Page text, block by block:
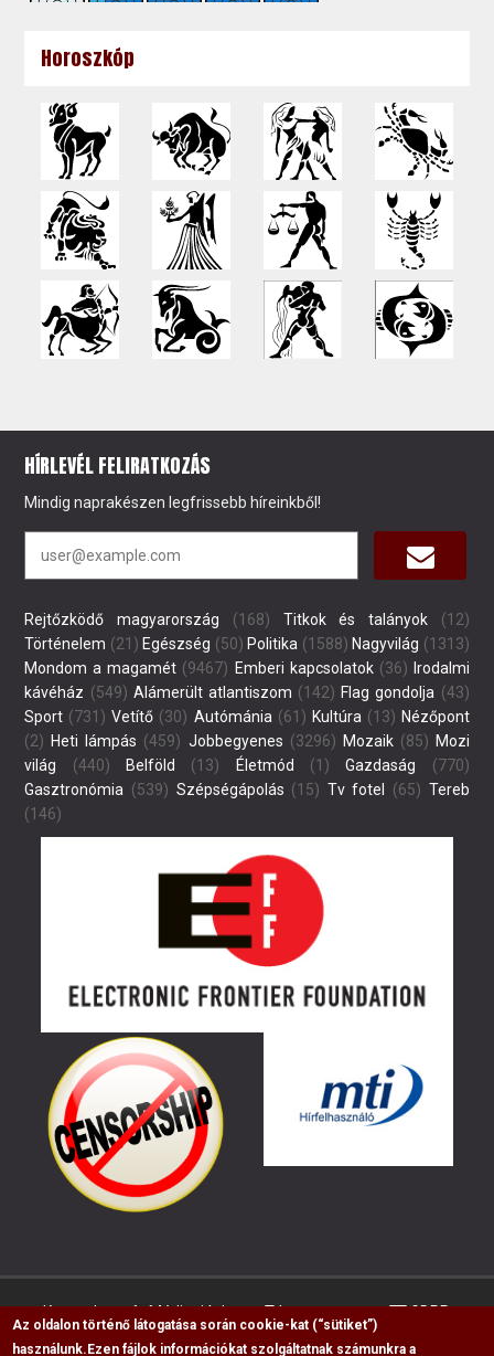
Horoszkóp
HÍRLEVÉL FELIRATKOZÁS
Mindig naprakészen legfrissebb híreinkből!
Rejtőzködő magyarország (168) Titkok és talányok(12)
Történelem (21) Egészség (50) Politika (1588) Nagyvilág (1313)
Mondom a magamét (9467) Emberi kapcsolatok(36) Irodalmi
kávéház (549) Alámerült atlantiszom (142) Flag gondolja (43)
Sport (731) Vetítő (30) Autómánia (61) Kultúra (13) Nézőpont
(2) Heti lámpás (459) Jobbegyenes (3296) Mozaik(85) Mozi
világ (440) Belföld (13) Életmód (1) Gazdaság (770)
Gasztronómia (539) Szépségápolás (15) Tv fotel (65) Tereb
(146)
Kapcsolat Médiaajánlat Impresszum GDPR
Az oldalon történő látogatása során cookie-kat (“sütiket”)
használunk. Ezen fájlok információkat szolgáltatnak számunkra a